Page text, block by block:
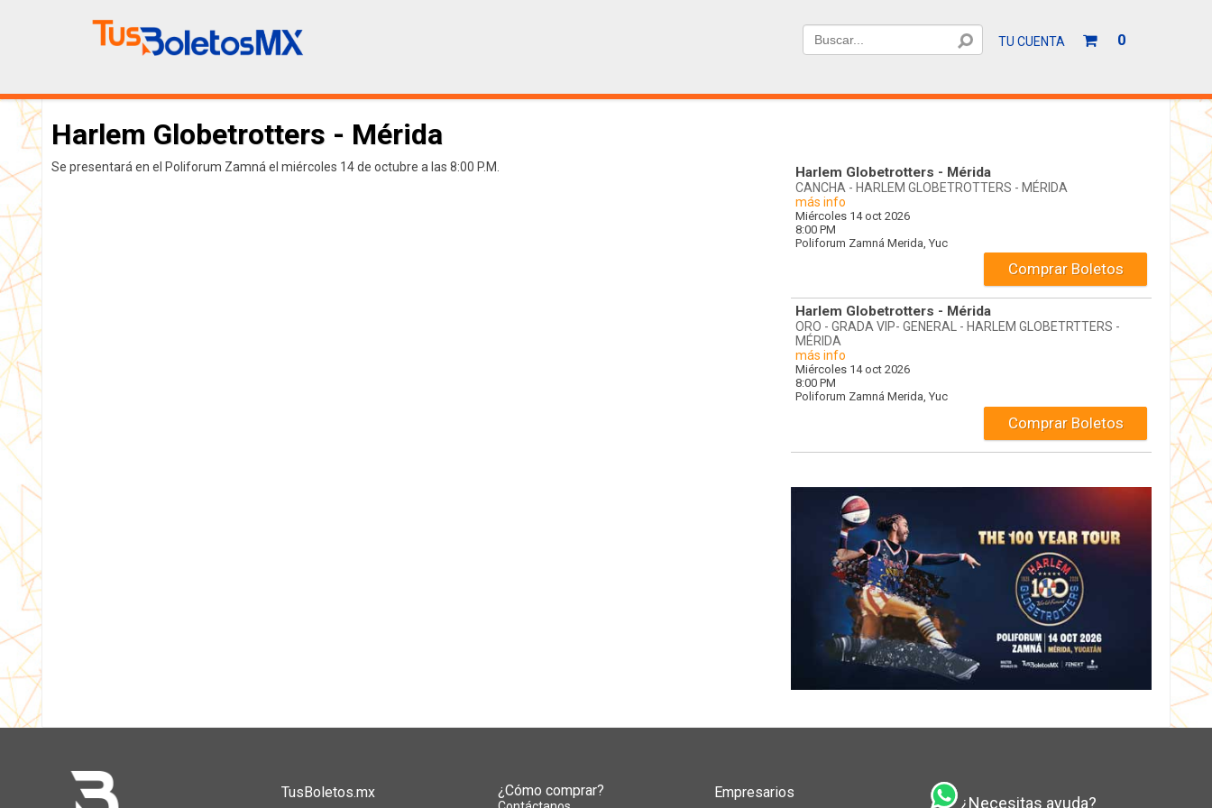
Tu
compras
0
TU CUENTA
Harlem Globetrotters - Mérida
Harlem Globetrotters - Mérida
CANCHA - HARLEM GLOBETROTTERS - MÉRIDA
más info
Miércoles 14 oct 2026
8:00 PM
Poliforum Zamná Merida, Yuc
Comprar Boletos
Harlem Globetrotters - Mérida
ORO - GRADA VIP- GENERAL - HARLEM GLOBETRTTERS -
MÉRIDA
más info
Miércoles 14 oct 2026
8:00 PM
Poliforum Zamná Merida, Yuc
Comprar Boletos
Se presentará en el Poliforum Zamná el miércoles 14 de octubre a las 8:00 P.M.
TusBoletos.mx ¿Cómo comprar? Empresarios
¿Necesitas ayuda?